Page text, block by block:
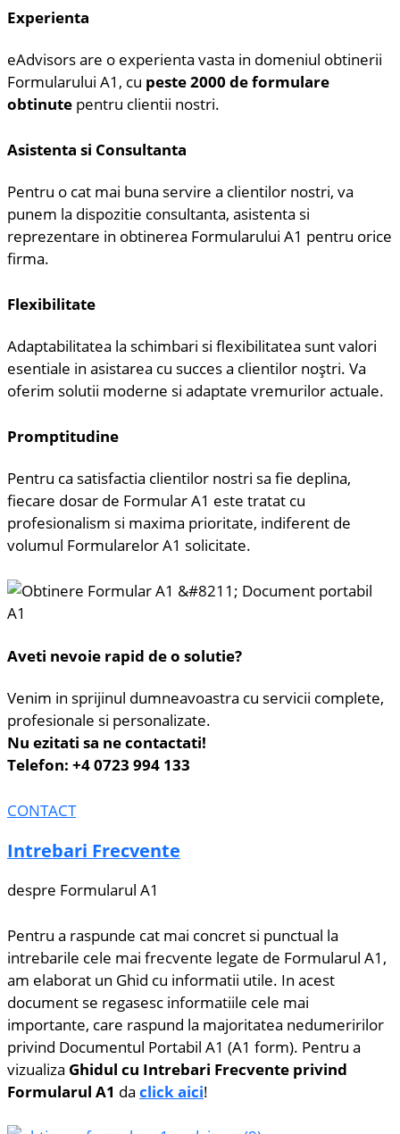
Experienta
eAdvisors are o experienta vasta in domeniul obtinerii
Formularului A1, cu peste 2000 de formulare
obtinute pentru clientii nostri.
Asistenta si Consultanta
Pentru o cat mai buna servire a clientilor nostri, va
punem la dispozitie consultanta, asistenta si
reprezentare in obtinerea Formularului A1 pentru orice
firma.
Flexibilitate
Adaptabilitatea la schimbari si flexibilitatea sunt valori
esentiale in asistarea cu succes a clientilor noștri. Va
oferim solutii moderne si adaptate vremurilor actuale.
Promptitudine
Pentru ca satisfactia clientilor nostri sa fie deplina,
fiecare dosar de Formular A1 este tratat cu
profesionalism si maxima prioritate, indiferent de
volumul Formularelor A1 solicitate.
Aveti nevoie rapid de o solutie?
Venim in sprijinul dumneavoastra cu servicii complete,
profesionale si personalizate.
Nu ezitati sa ne contactati!
Telefon: +4 0723 994 133
CONTACT
Intrebari Frecvente
despre Formularul A1
Pentru a raspunde cat mai concret si punctual la
intrebarile cele mai frecvente legate de Formularul A1,
am elaborat un Ghid cu informatii utile. In acest
document se regasesc informatiile cele mai
importante, care raspund la majoritatea nedumeririlor
privind Documentul Portabil A1 (A1 form). Pentru a
vizualiza Ghidul cu Intrebari Frecvente privind
Formularul A1 da click aici!